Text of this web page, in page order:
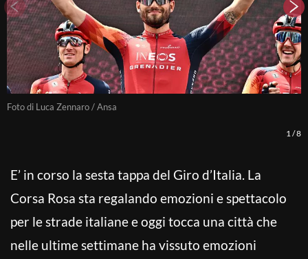
Foto di Luca Zennaro / Ansa
1 /8
E’ in corso la sesta tappa del Giro d’Italia. La
Corsa Rosa sta regalando emozioni e spettacolo
per le strade italiane e oggi tocca una città che
nelle ultime settimane ha vissuto emozioni